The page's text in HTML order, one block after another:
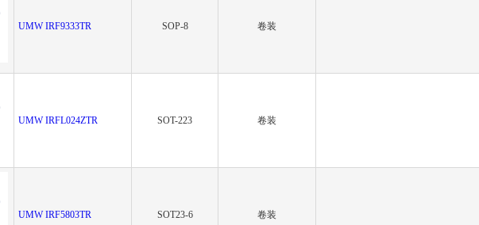
UMW IRF9333TR SOP-8 卷装
UMW IRFL024ZTR SOT-223 卷装
UMW IRF5803TR SOT23-6 卷装